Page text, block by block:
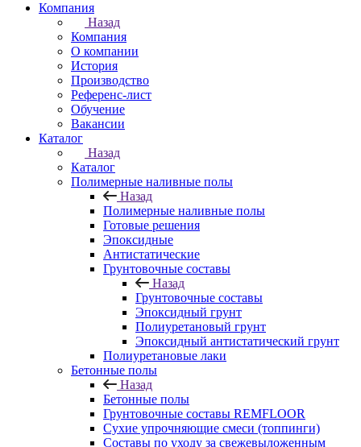
Компания
Назад
Компания
О компании
История
Производство
Референс-лист
Обучение
Вакансии
Каталог
Назад
Каталог
Полимерные наливные полы
Назад
Полимерные наливные полы
Готовые решения
Эпоксидные
Антистатические
Грунтовочные составы
Назад
Грунтовочные составы
Эпоксидный грунт
Полиуретановый грунт
Эпоксидный антистатический грунт
Полиуретановые лаки
Бетонные полы
Назад
Бетонные полы
Грунтовочные составы REMFLOOR
Сухие упрочняющие смеси (топпинги)
Составы по уходу за свежевыложенным